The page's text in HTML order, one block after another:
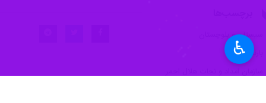
سیستان و بلوچستان
بارندگی♿︎